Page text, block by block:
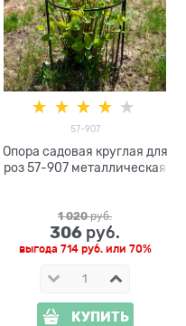
57-907
Опора садовая круглая для
роз 57-907 металлическая
1 020 руб.
306 руб.
выгода 714 руб.или 70%
КУПИТЬ